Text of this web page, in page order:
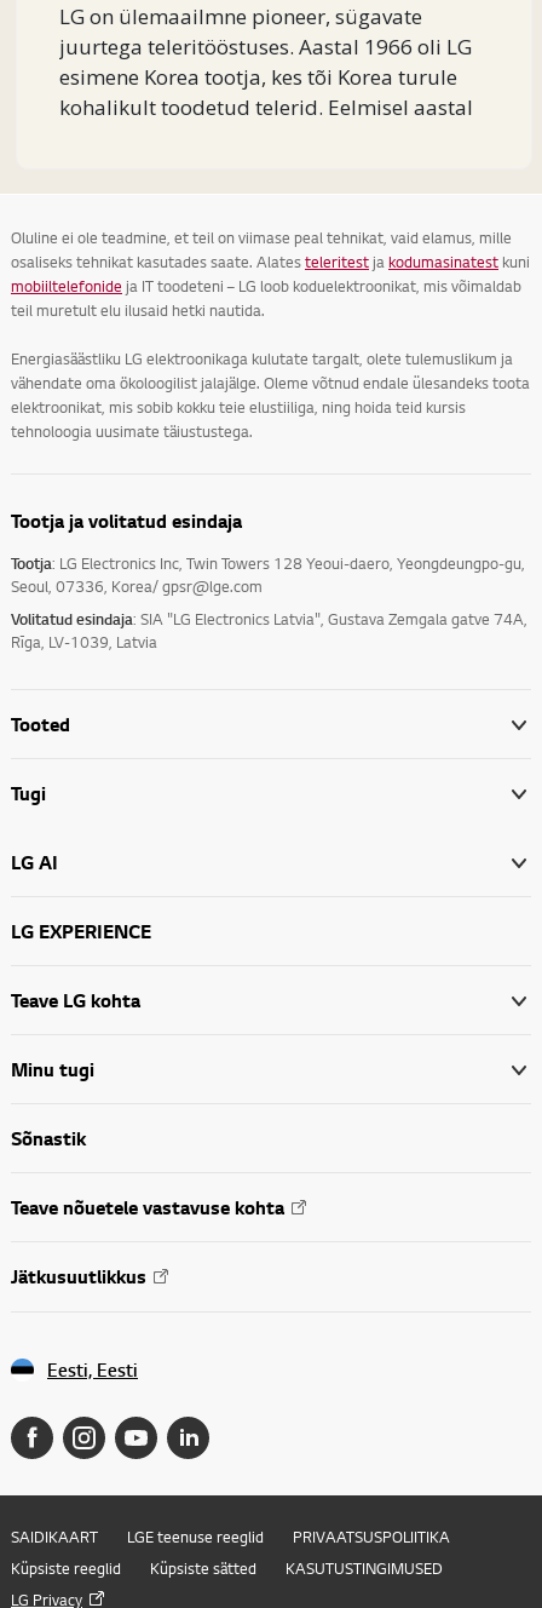
LG on ülemaailmne pioneer, sügavate
juurtega teleritööstuses. Aastal 1966 oli LG
esimene Korea tootja, kes tõi Korea turule
kohalikult toodetud telerid. Eelmisel aastal
Oluline ei ole teadmine, et teil on viimase peal tehnikat, vaid elamus, mille
osaliseks tehnikat kasutades saate. Alatesteleritest jakodumasinatest kuni
mobiiltelefonide ja IT toodeteni – LG loob koduelektroonikat, mis võimaldab
teil muretult elu ilusaid hetki nautida.
Energiasäästliku LG elektroonikaga kulutate targalt, olete tulemuslikum ja
vähendate oma ökoloogilist jalajälge. Oleme võtnud endale ülesandeks toota
elektroonikat, mis sobib kokku teie elustiiliga, ning hoida teid kursis
tehnoloogia uusimate täiustustega.
Tootja ja volitatud esindaja
Tootja: LG Electronics Inc, Twin Towers 128 Yeoui-daero, Yeongdeungpo-gu,
Seoul, 07336, Korea/ gpsr@lge.com
Volitatud esindaja: SIA "LG Electronics Latvia", Gustava Zemgala gatve 74A,
Rīga, LV-1039, Latvia
Tooted
Tugi
LG AI
LG EXPERIENCE
Teave LG kohta
Minu tugi
Sõnastik
Teave nõuetele vastavuse kohta
Jätkusuutlikkus
Eesti, Eesti
SAIDIKAART LGE teenuse reeglid
PRIVAATSUSPOLIITIKA
Küpsiste reeglid
Küpsiste sätted
KASUTUSTINGIMUSED
LG Privacy